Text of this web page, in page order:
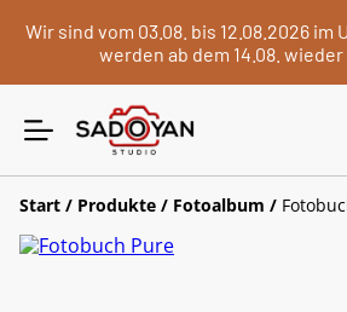
Wir sind vom 03.08. bis 12.08.2026 im
werden ab dem 14.08.
Start / Produkte / Fotoalbum /